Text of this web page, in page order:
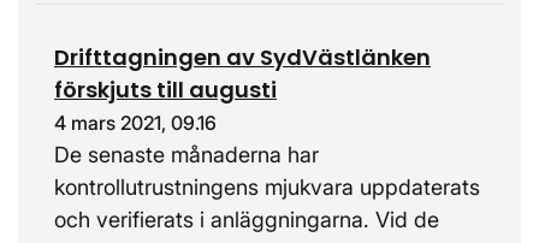
Drifttagningen av SydVästlänken
förskjuts till augusti
4 mars 2021, 09.16
De senaste månaderna har
kontrollutrustningens mjukvara uppdaterats
och verifierats i anläggningarna. Vid de